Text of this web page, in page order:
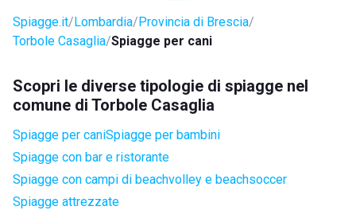
Spiagge.it Lombardia Provincia di Brescia
Torbole Casaglia Spiagge per cani
Scopri le diverse tipologie di spiagge nel
comune di Torbole Casaglia
Spiagge per caniSpiagge per bambini
Spiagge con bar e ristorante
Spiagge con campi di beachvolley e beachsoccer
Spiagge attrezzate